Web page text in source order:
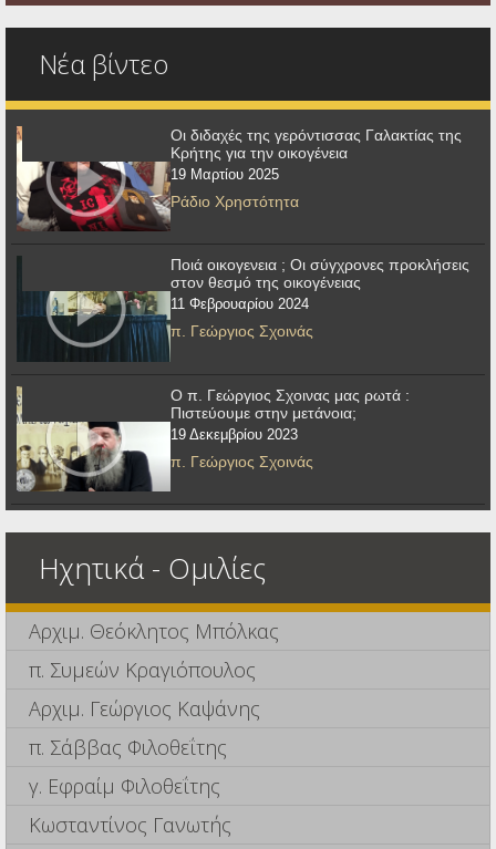
Νέα βίντεο
Οι διδαχές της γερόντισσας Γαλακτίας της
Κρήτης για την οικογένεια
19 Μαρτίου 2025
Ράδιο Χρηστότητα
Ποιά οικογενεια ; Οι σύγχρονες προκλήσεις
στον θεσμό της οικογένειας
11 Φεβρουαρίου 2024
π. Γεώργιος Σχοινάς
Ο π. Γεώργιος Σχοινας μας ρωτά :
Πιστεύουμε στην μετάνοια;
19 Δεκεμβρίου 2023
π. Γεώργιος Σχοινάς
Ηχητικά - Ομιλίες
Αρχιμ. Θεόκλητος Μπόλκας
π. Συμεών Κραγιόπουλος
Αρχιμ. Γεώργιος Καψάνης
π. Σάββας Φιλοθεΐτης
γ. Εφραίμ Φιλοθεΐτης
Κωσταντίνος Γανωτής